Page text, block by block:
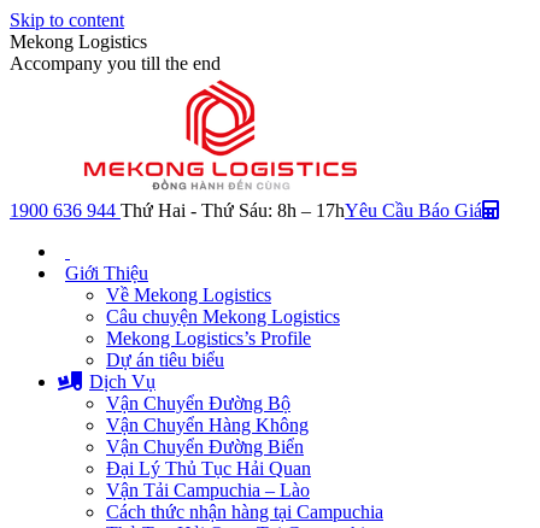
Skip to content
Mekong Logistics
Accompany you till the end
1900 636 944 Thứ Hai - Thứ Sáu: 8h – 17hYêu Cầu Báo Giá
Giới Thiệu
Về Mekong Logistics
Câu chuyện Mekong Logistics
Mekong Logistics’s Profile
Dự án tiêu biểu
Dịch Vụ
Vận Chuyển Đường Bộ
Vận Chuyển Hàng Không
Vận Chuyển Đường Biển
Đại Lý Thủ Tục Hải Quan
Vận Tải Campuchia – Lào
Cách thức nhận hàng tại Campuchia